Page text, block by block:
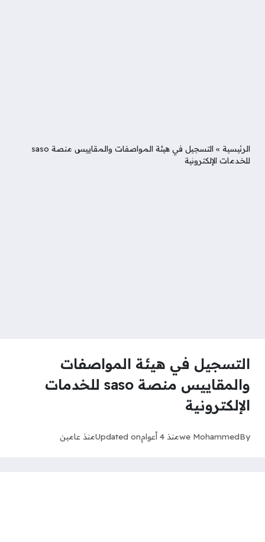
الرئيسية »
التسجيل في هيئة المواصفات والمقاييس منصة saso
للخدمات الإلكترونية
التسجيل في هيئة المواصفات
والمقاييس منصة saso للخدمات
الإلكترونية
By
we Mohammedمنذ 4 أعوام Updated onمنذ عامين